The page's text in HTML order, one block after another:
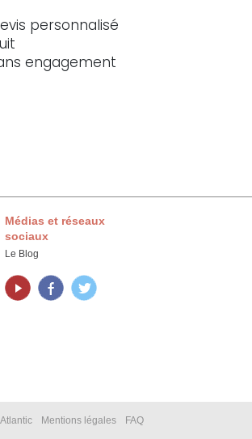
personnalisé
engagement
Médias et réseaux
sociaux
Le Blog
Mentions légales FAQ